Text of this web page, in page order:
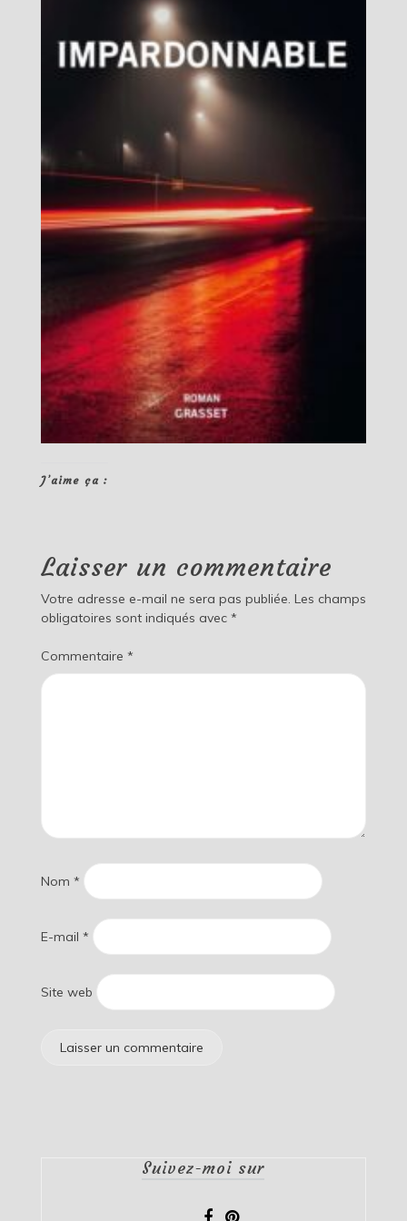
J’aime ça :
Laisser un commentaire
Votre adresse e-mail ne sera pas publiée. Les champs
obligatoires sont indiqués avec *
Commentaire *
Nom *
E-mail *
Site web
Suivez-moi sur